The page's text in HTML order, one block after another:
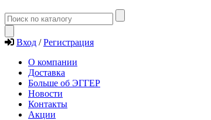
Вход / Регистрация
О компании
Доставка
Больше об ЭГГЕР
Новости
Контакты
Акции